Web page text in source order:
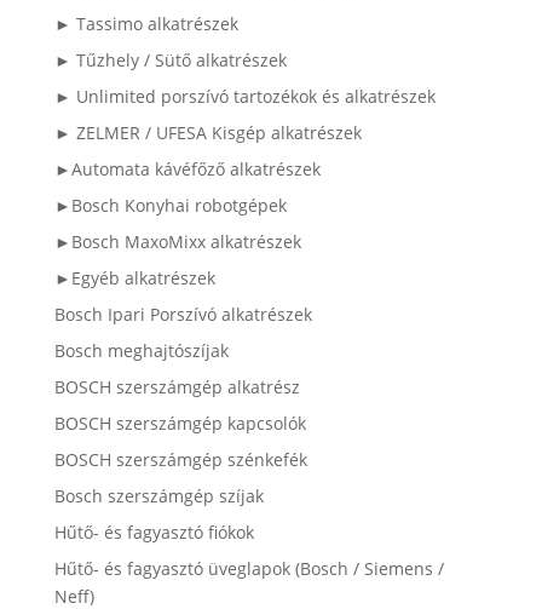
► Tassimo alkatrészek
► Tűzhely / Sütő alkatrészek
► Unlimited porszívó tartozékok és alkatrészek
► ZELMER / UFESA Kisgép alkatrészek
►Automata kávéfőző alkatrészek
►Bosch Konyhai robotgépek
►Bosch MaxoMixx alkatrészek
►Egyéb alkatrészek
Bosch Ipari Porszívó alkatrészek
Bosch meghajtószíjak
BOSCH szerszámgép alkatrész
BOSCH szerszámgép kapcsolók
BOSCH szerszámgép szénkefék
Bosch szerszámgép szíjak
Hűtő- és fagyasztó fiókok
Hűtő- és fagyasztó üveglapok (Bosch / Siemens /
Neff)